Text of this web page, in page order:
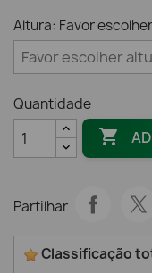
Altura: Favor
Quantidade

Partilhar
Classificação